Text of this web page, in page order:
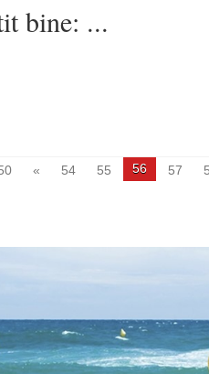
bine: ...
« 54 55 56 57